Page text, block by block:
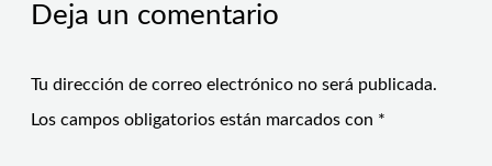
Deja un comentario
Tu dirección de correo electrónico no será publicada.
Los campos obligatorios están marcados con *